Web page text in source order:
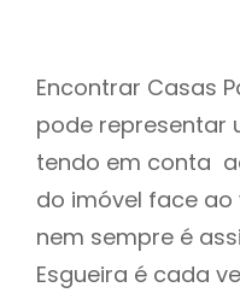
Encontrar Casas
pode representar
tendo em conta
do imóvel face
nem sempre é
Esgueira é cada